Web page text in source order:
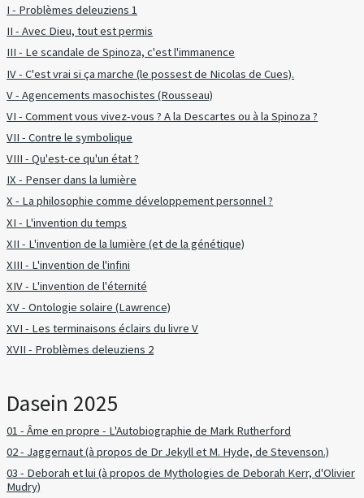
I - Problèmes deleuziens 1
II - Avec Dieu, tout est permis
III - Le scandale de Spinoza, c'est l'immanence
IV - C'est vrai si ça marche (le possest de Nicolas de Cues).
V - Agencements masochistes (Rousseau)
VI - Comment vous vivez-vous ? A la Descartes ou à la Spinoza ?
VII - Contre le symbolique
VIII - Qu'est-ce qu'un état ?
IX - Penser dans la lumière
X - La philosophie comme développement personnel ?
XI - L'invention du temps
XII - L'invention de la lumière (et de la génétique)
XIII - L'invention de l'infini
XIV - L'invention de l'éternité
XV - Ontologie solaire (Lawrence)
XVI - Les terminaisons éclairs du livre V
XVII - Problèmes deleuziens 2
Dasein 2025
01 - Âme en propre - L'Autobiographie de Mark Rutherford
02 - Jaggernaut (à propos de Dr Jekyll et M. Hyde, de Stevenson.)
03 - Deborah et lui (à propos de Mythologies de Deborah Kerr, d'Olivier
Mudry)